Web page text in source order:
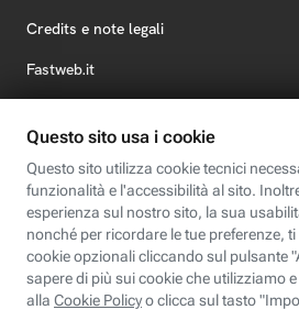
Credits e note legali
Fastweb.it
Fastweb Digital Academy
STEP FuturAbility District